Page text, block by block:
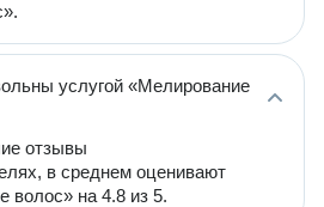
услугой «Мелирование
отзывы
в среднем оценивают
волос» на 4.8 из 5.